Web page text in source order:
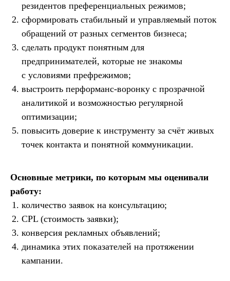
резидентов преференциальных режимов;
сформировать стабильный и управляемый поток
обращений от разных сегментов бизнеса;
сделать продукт понятным для
предпринимателей, которые не знакомы
с условиями префрежимов;
выстроить перформанс-воронку с прозрачной
аналитикой и возможностью регулярной
оптимизации;
повысить доверие к инструменту за счёт живых
точек контакта и понятной коммуникации.
Основные метрики, по которым мы оценивали
работу:
количество заявок на консультацию;
CPL (стоимость заявки);
конверсия рекламных объявлений;
динамика этих показателей на протяжении
кампании.